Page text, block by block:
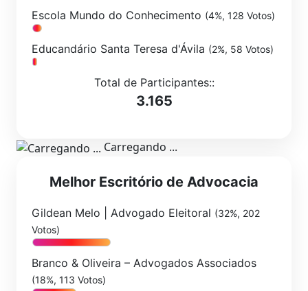
Escola Mundo do Conhecimento (4%, 128 Votos)
Educandário Santa Teresa d'Ávila (2%, 58 Votos)
Total de Participantes::
3.165
Carregando ...
Melhor Escritório de Advocacia
Gildean Melo | Advogado Eleitoral (32%, 202
Votos)
Branco & Oliveira – Advogados Associados
(18%, 113 Votos)